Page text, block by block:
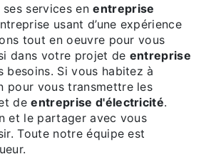
services enentreprise
usant d’une expérience
tout en oeuvre pour vous
dans votre projet de entreprise
besoins. Si vous habitez à
pour vous transmettre les
deentreprise d'électricité.
et le partager avec vous
Toute notre équipe est